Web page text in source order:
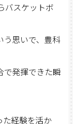
バスケットボ
う思いで、豊科
で発揮できた瞬
た経験を活か